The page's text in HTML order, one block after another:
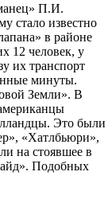
П.И.
стало известно
в районе
12 человек, у
их транспорт
минуты.
Земли». В
Это были
«Хатлбьюри»,
на стоявшее в
Подобных